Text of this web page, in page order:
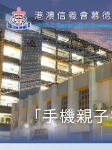
移至主內容
「手機親